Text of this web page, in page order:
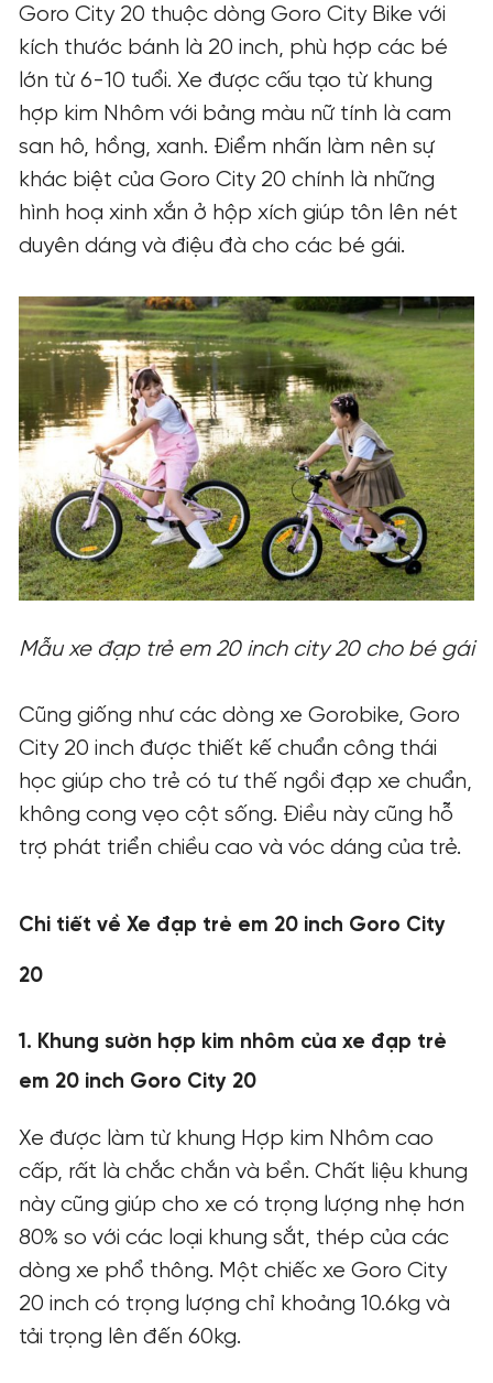
Goro City 20 thuộc dòng Goro City Bike với
kích thước bánh là 20 inch, phù hợp các bé
lớn từ 6-10 tuổi. Xe được cấu tạo từ khung
hợp kim Nhôm với bảng màu nữ tính là cam
san hô, hồng, xanh. Điểm nhấn làm nên sự
khác biệt của Goro City 20 chính là những
hình hoạ xinh xắn ở hộp xích giúp tôn lên nét
duyên dáng và điệu đà cho các bé gái.
Mẫu xe đạp trẻ em 20 inch city 20 cho bé gái
Cũng giống như các dòng xe Gorobike, Goro
City 20 inch được thiết kế chuẩn công thái
học giúp cho trẻ có tư thế ngồi đạp xe chuẩn,
không cong vẹo cột sống. Điều này cũng hỗ
trợ phát triển chiều cao và vóc dáng của trẻ.
Chi tiết về Xe đạp trẻ em 20 inch Goro City
20
1. Khung sườn hợp kim nhôm của xe đạp trẻ
em 20 inch Goro City 20
Xe được làm từ khung Hợp kim Nhôm cao
cấp, rất là chắc chắn và bền. Chất liệu khung
này cũng giúp cho xe có trọng lượng nhẹ hơn
80% so với các loại khung sắt, thép của các
dòng xe phổ thông. Một chiếc xe Goro City
20 inch có trọng lượng chỉ khoảng 10.6kg và
tải trọng lên đến 60kg.